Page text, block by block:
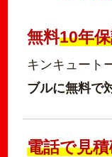
無料10年
キンキュート
ブルに無料で
電話で見